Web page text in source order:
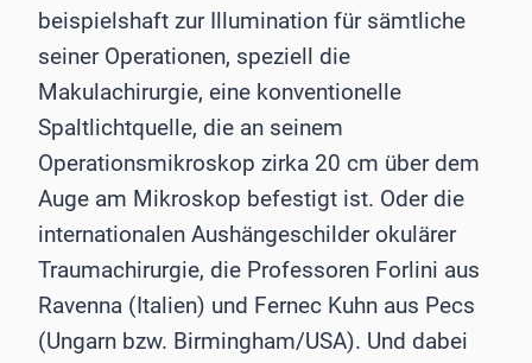
beispielshaft zur Illumination für sämtliche
seiner Operationen, speziell die
Makulachirurgie, eine konventionelle
Spaltlichtquelle, die an seinem
Operationsmikroskop zirka 20 cm über dem
Auge am Mikroskop befestigt ist. Oder die
internationalen Aushängeschilder okulärer
Traumachirurgie, die Professoren Forlini aus
Ravenna (Italien) und Fernec Kuhn aus Pecs
(Ungarn bzw. Birmingham/USA). Und dabei